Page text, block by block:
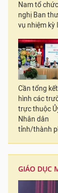
Nam tổ
nghị Ban
vụ nhiệm kỳ II
Cần tổng
hình các
trực thuộc
Nhân dân
tỉnh/thành
GIÁO DỤC